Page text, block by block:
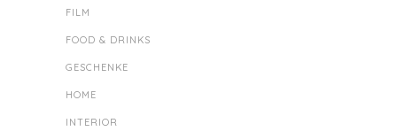
FILM
FOOD & DRINKS
GESCHENKE
HOME
INTERIOR